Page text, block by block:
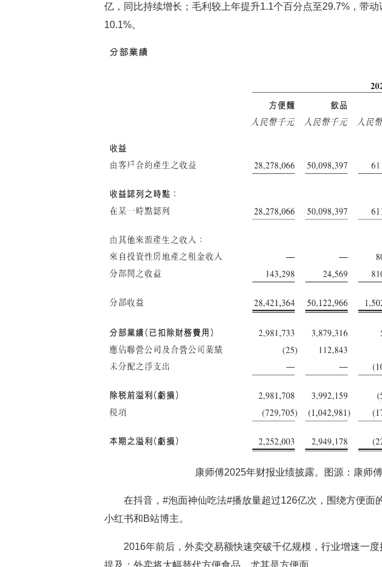
亿，同比持续增长；毛利较上年提升1.1个百分点至29.7%，带
10.1%。
康师傅2025年财报业绩披露。图源：康师
在抖音，#泡面神仙吃法#播放量超过126亿次，围绕方便面
小红书和B站博主。
2016年前后，外卖交易额快速突破千亿规模，行业增速一度
提及：外卖将大幅替代方便食品，尤其是方便面。